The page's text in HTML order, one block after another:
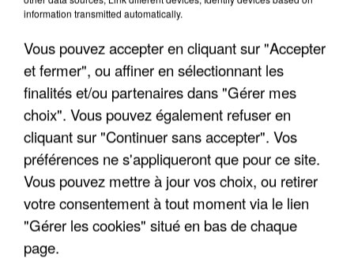
APRÈS TOUTES CES CANICULES, LES REFUGES
DE FAUNE SAUVAGE SONT...
information transmitted automatically.
Vous pouvez accepter en cliquant sur "Accepter
et fermer", ou affiner en sélectionnant les
finalités et/ou partenaires dans "Gérer mes
choix". Vous pouvez également refuser en
cliquant sur "Continuer sans accepter". Vos
préférences ne s'appliqueront que pour ce site.
Vous pouvez mettre à jour vos choix, ou retirer
votre consentement à tout moment via le lien
"Gérer les cookies" situé en bas de chaque
page.